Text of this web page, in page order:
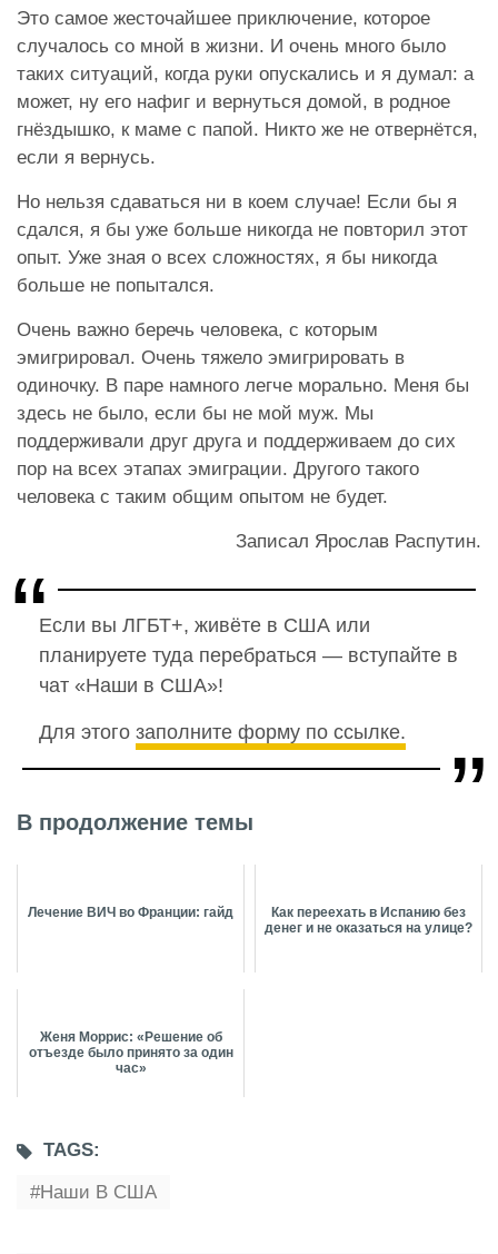
Это самое жесточайшее приключение, которое
случалось со мной в жизни. И очень много было
таких ситуаций, когда руки опускались и я думал: а
может, ну его нафиг и вернуться домой, в родное
гнёздышко, к маме с папой. Никто же не отвернётся,
если я вернусь.
Но нельзя сдаваться ни в коем случае! Если бы я
сдался, я бы уже больше никогда не повторил этот
опыт. Уже зная о всех сложностях, я бы никогда
больше не попытался.
Очень важно беречь человека, с которым
эмигрировал. Очень тяжело эмигрировать в
одиночку. В паре намного легче морально. Меня бы
здесь не было, если бы не мой муж. Мы
поддерживали друг друга и поддерживаем до сих
пор на всех этапах эмиграции. Другого такого
человека с таким общим опытом не будет.
Записал Ярослав Распутин.
Если вы ЛГБТ+, живёте в США или
планируете туда перебраться — вступайте в
чат «Наши в США»!
Для этого заполните форму по ссылке.
В продолжение темы
Лечение ВИЧ во Франции: гайд
Как переехать в Испанию без
денег и не оказаться на улице?
Женя Моррис: «‎Решение об
отъезде было принято за один
час»
TAGS:
Наши В США